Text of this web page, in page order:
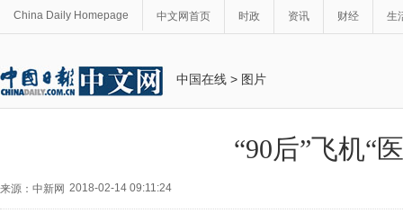
China Daily Homepage 中文网首页 时政 资讯 财经 生
中国在线 > 图片
“90后”飞机“
来源：中新网 2018-02-14 09:11:24